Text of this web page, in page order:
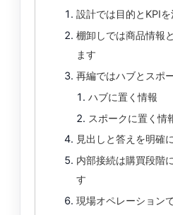
設計では目的とKPI
棚卸しでは商品情報
ます
再編ではハブとスポ
ハブに置く情報
スポークに置く情
見出しと答えを明確
内部接続は購買段階
す
現場オペレーション